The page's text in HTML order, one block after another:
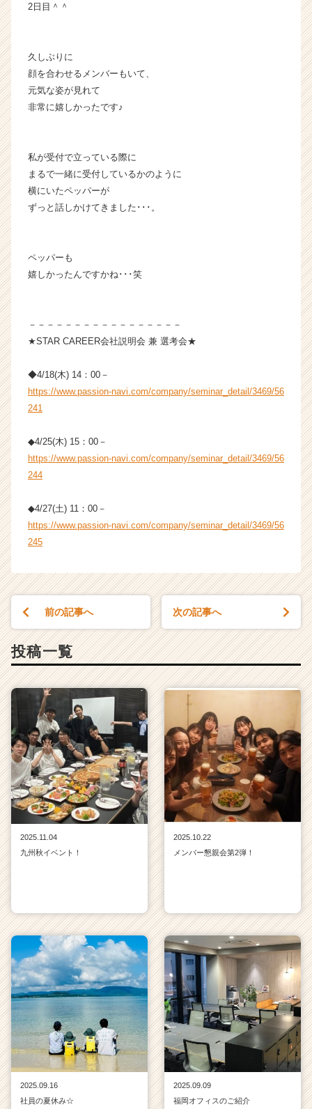
ト
ア
リ
（C
e
r）
2日目＾＾
久しぶりに
顔を合わせるメンバーもいて、
元気な姿が見れて
非常に嬉しかったです♪
私が受付で立っている際に
まるで一緒に受付しているかのように
横にいたペッパーが
ずっと話しかけてきました･･･。
ペッパーも
嬉しかったんですかね･･･笑
－－－－－－－－－－－－－－－－－
★STAR CAREER会社説明会 兼 選考会★
◆4/18(木) 14：00－
https://www.passion-navi.com/company/seminar_detail/3469/56
241
◆4/25(木) 15：00－
https://www.passion-navi.com/company/seminar_detail/3469/56
244
◆4/27(土) 11：00－
https://www.passion-navi.com/company/seminar_detail/3469/56
245
前の記事へ 次の記事へ
投稿一覧
2025.11.04
九州秋イベント！
2025.10.22
メンバー懇親会第2弾！
2025.09.16
社員の夏休み☆
2025.09.09
福岡オフィスのご紹介